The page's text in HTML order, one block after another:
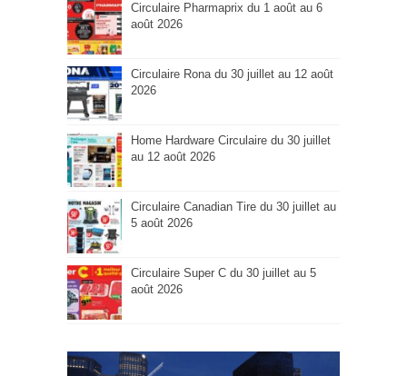
Circulaire Pharmaprix du 1 août au 6
août 2026
Circulaire Rona du 30 juillet au 12 août
2026
Home Hardware Circulaire du 30 juillet
au 12 août 2026
Circulaire Canadian Tire du 30 juillet au
5 août 2026
Circulaire Super C du 30 juillet au 5
août 2026